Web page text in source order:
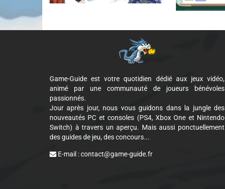
Game-Guide est votre quotidien dédié aux jeux vidéo,
animé par une communauté de joueurs bénévoles
passionnés.
Jour après jour, nous vous guidons dans la jungle des
nouveautés PC et consoles (PS4, Xbox One et Nintendo
Switch) à travers un aperçu. Mais aussi ponctuellement
des guides de jeu, des concours...
E-mail :contact@game-guide.fr